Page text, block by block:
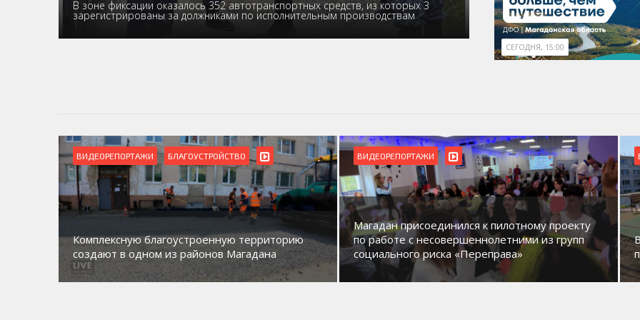
В зоне фиксации оказалось 352 автотранспортных средств, из которых 3
зарегистрированы за должниками по исполнительным производствам
СЕГОДНЯ, 15:00
ВИДЕОРЕПОРТАЖИ
Магадан присоединился к пилотному проекту
по работе с несовершеннолетними из групп
социального риска «Переправа»
БЛАГОУСТРОЙСТВО ВИДЕОРЕПОРТАЖИ
В Магадане идет обустройство новых детских
площадок в микрорайонах.